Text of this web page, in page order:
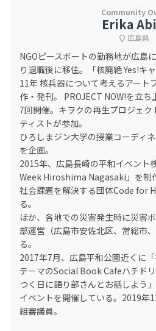
Erika
広島県
NGOピースボートの勤務地が広島
り退職後に移住。「核廃絶 Yes!キ
11年 核兵器について考えるアート
作・発刊。 PROJECT NOW!を立
7回開催。キヲクの再生プロジェ
ティストが参加。
ひろしまジン大学の授業コーディ
を企画。
2015年、広島長崎の平和イベント
Week Hiroshima Nagasaki」を制
社会課題を解決する団体Code for
る。
ほか、各地での災害発生時に災害
部運営（広島市安佐北区、常総市
る。
2017年7月、広島平和公園近くに
テーマのSocial Book Cafeハチド
つく日に語り部さんとお話しよう
イベントを開催している。2019年
組審議員。